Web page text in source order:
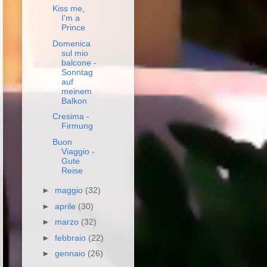
Kiss me,
I'm a
Prince
Domenica
sul mio
balcone -
Sonntag
auf
meinem
Balkon
Cresima -
Firmung
Buon
Viaggio -
Gute
Reise
► maggio (32)
► aprile (30)
► marzo (32)
► febbraio (22)
► gennaio (26)